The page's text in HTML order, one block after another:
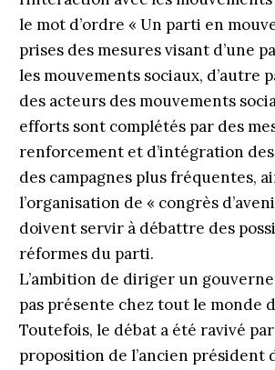
le mot d’ordre « Un parti en
prises des mesures visant d’une
les mouvements sociaux, d’autre
des acteurs des mouvements
efforts sont complétés par des
renforcement et d’intégration
des campagnes plus fréquentes,
l’organisation de « congrès
doivent servir à débattre des
réformes du parti.
L’ambition de diriger un
pas présente chez tout le monde
Toutefois, le débat a été ravivé
proposition de l’ancien président